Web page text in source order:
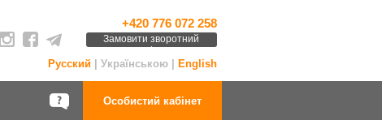
+420 776 072 258
Замовити зворотний
дзвінок
Русский| Українською | English
Особистий кабінет